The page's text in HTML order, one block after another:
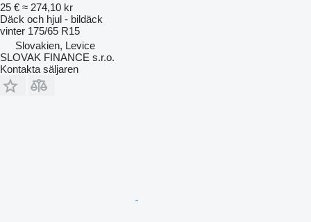
25 € ≈ 274,10 kr
Däck och hjul - bildäck
vinter 175/65 R15
Slovakien, Levice
SLOVAK FINANCE s.r.o.
Kontakta säljaren